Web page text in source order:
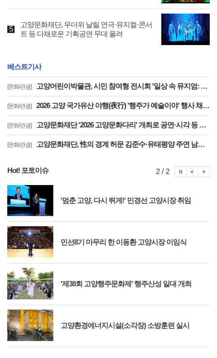
고양문화재단, 무더위 날릴 연극·뮤지컬·콘서
트 등 다채로운 기획공연 무대 올려
베스트기사
[문화/관광] 고양어린이박물관, 시민 참여형 전시회 '일상 속 뮤지엄: 잠시, 마음' 8월 개최
[문화/관광] 2026 고양 국가유산 야행(夜行) '행주가 예술이야' 행사 채비 나선 고양시
[문화/관광] 고양문화재단 '2026 고양문화다리' 개최로 공연·시각 등 다채로운 무대 선보여
[문화/관광] 고양문화재단, 性의 경계 허문 김준수·유태평양 주연 남성 창극 '살로메' 공연
Hot! 포토이슈
'멈춘 고양, 다시 뛰게!' 민경선 고양시장 취임
민선8기 마무리 한 이동환 고양시장 이임식
'제38회 고양행주문화제' 행주산성 일대 개최
고양환경에너지시설(소각장) 소방훈련 실시
2 / 2 포
포토이